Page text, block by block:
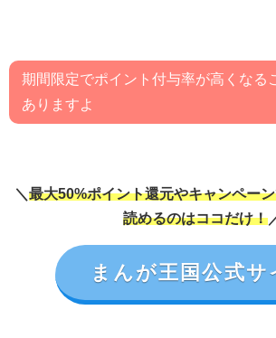
期間限定でポイント付与率が高くなる
ありますよ
＼ 最大50%ポイント還元やキャンペー
読めるのはココだけ！
まんが王国公式サ